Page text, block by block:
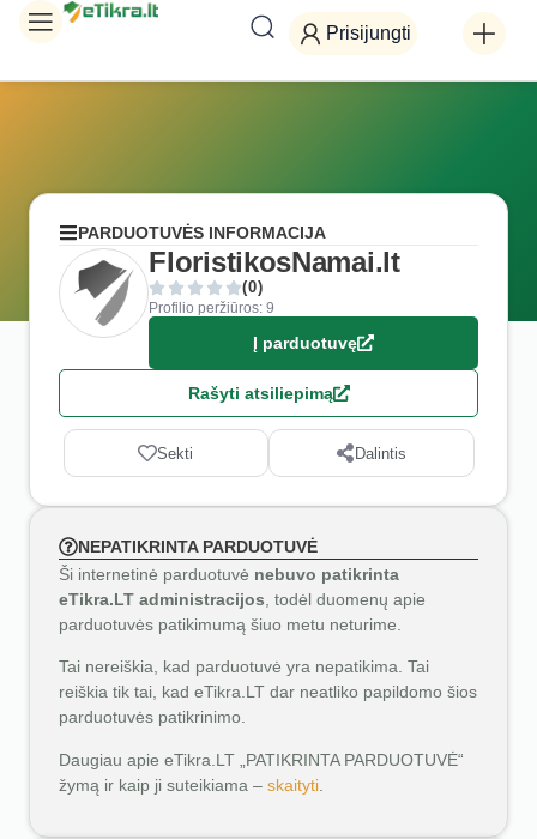
Prisijungti
PARDUOTUVĖS INFORMACIJA
FloristikosNamai.lt
(0)
Profilio peržiūros: 9
Į parduotuvę
Rašyti atsiliepimą
Sekti Dalintis
NEPATIKRINTA PARDUOTUVĖ
Ši internetinė parduotuvė nebuvo patikrinta
eTikra.LT administracijos , todėl duomenų apie
parduotuvės patikimumą šiuo metu neturime.
Tai nereiškia, kad parduotuvė yra nepatikima. Tai
reiškia tik tai, kad eTikra.LT dar neatliko papildomo šios
parduotuvės patikrinimo.
Daugiau apie eTikra.LT „PATIKRINTA PARDUOTUVĖ“
žymą ir kaip ji suteikiama – skaityti